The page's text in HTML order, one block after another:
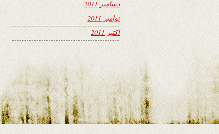
دسامبر 2011
نوامبر 2011
اکتبر 2011